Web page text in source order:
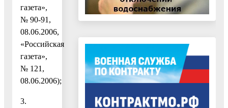
газета»,
№ 90-91,
08.06.2006,
«Российская
газета»,
№ 121,
08.06.2006);
3.